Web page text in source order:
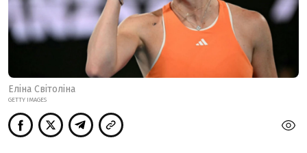
Еліна Світоліна
GETTY IMAGES